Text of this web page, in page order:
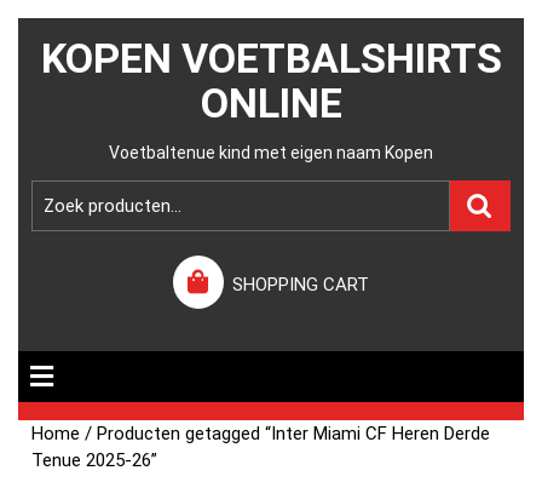
KOPEN VOETBALSHIRTS
ONLINE
Voetbaltenue kind met eigen naam Kopen
SHOPPING CART
Home / Producten getagged “Inter Miami CF Heren Derde
Tenue 2025-26”